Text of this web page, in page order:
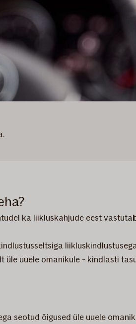
ka liikluskahjude eest
uuele omanikule - kindlasti
seotud õigused üle uuele